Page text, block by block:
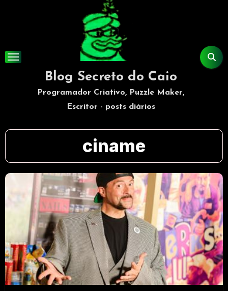
Blog Secreto do Caio
Programador Criativo, Puzzle Maker,
Escritor - posts diários
ciname